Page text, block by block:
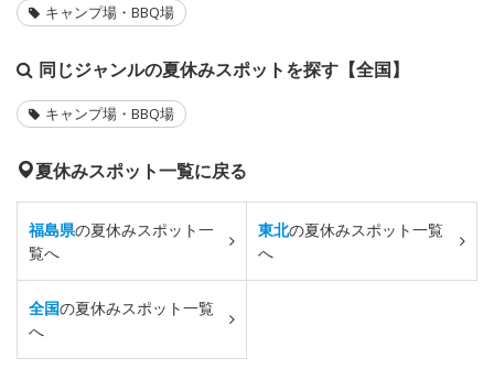
キャンプ場・BBQ場
同じジャンルの夏休みスポットを探す【全国】
キャンプ場・BBQ場
夏休みスポット一覧に戻る
福島県の夏休みスポット一
覧へ
東北の夏休みスポット一覧
へ
全国の夏休みスポット一覧
へ